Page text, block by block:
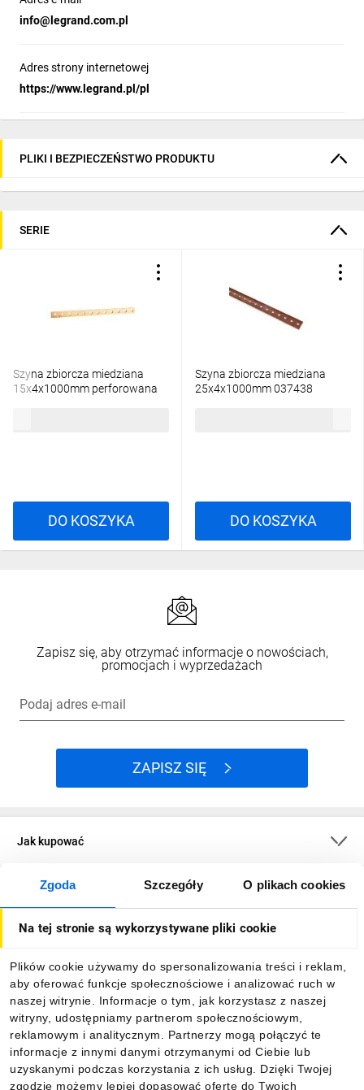
Zgoda Szczegóły O plikach cookies
Na tej stronie są wykorzystywane pliki cookie
Plików cookie używamy do spersonalizowania treści i reklam,
aby oferować funkcje społecznościowe i analizować ruch w
naszej witrynie. Informacje o tym, jak korzystasz z naszej
witryny, udostępniamy partnerom społecznościowym,
reklamowym i analitycznym. Partnerzy mogą połączyć te
informacje z innymi danymi otrzymanymi od Ciebie lub
uzyskanymi podczas korzystania z ich usług. Dzięki Twojej
zgodzie możemy lepiej dopasować ofertę do Twoich
info@legrand.com.pl
Adres strony internetowej
https://www.legrand.pl/pl
PLIKI I BEZPIECZEŃSTWO PRODUKTU
SERIE
Szyna zbiorcza miedziana
15x4x1000mm perforowana
DO KOSZYKA
Szyna zbiorcza miedziana
25x4x1000mm 037438
DO KOSZYKA
Zapisz się, aby otrzymać informacje o nowościach,
promocjach i wyprzedażach
Podaj adres e-mail
ZAPISZ SIĘ
Jak kupować
O firmie
Informacje
Pobierz naszą aplikację mobilną: